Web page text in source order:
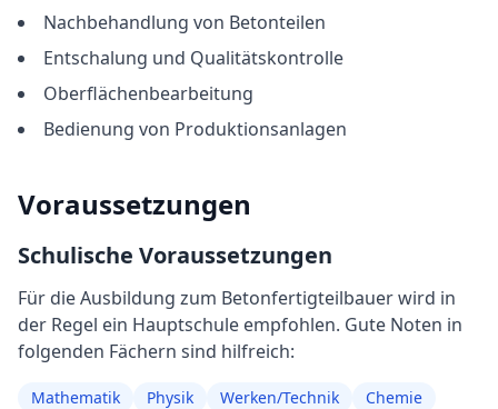
Nachbehandlung von Betonteilen
Entschalung und Qualitätskontrolle
Oberflächenbearbeitung
Bedienung von Produktionsanlagen
Voraussetzungen
Schulische Voraussetzungen
Für die Ausbildung zum Betonfertigteilbauerwird in
der Regel ein Hauptschule empfohlen. Gute Noten in
folgenden Fächern sind hilfreich:
Mathematik Physik Werken/Technik Chemie